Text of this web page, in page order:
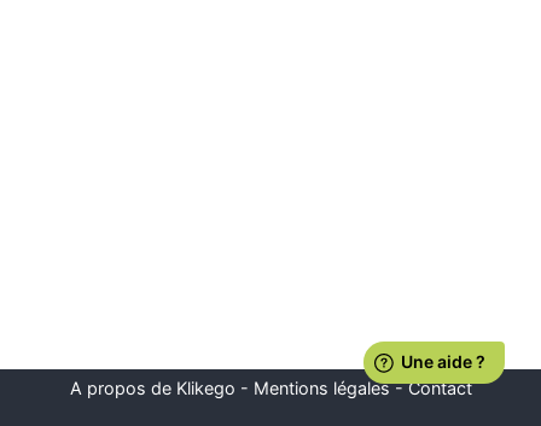
A propos de Klikego - Mentions légales-Contact